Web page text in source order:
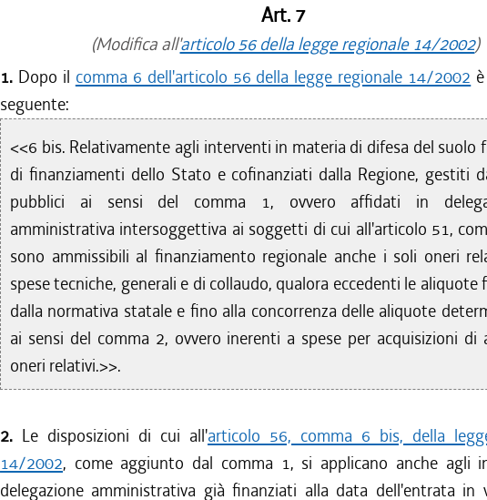
Art. 7
(Modifica all'articolo 56 della legge regionale 14/2002)
1. Dopo il comma 6 dell'articolo 56 della legge regionale 14/2002
seguente:
<<6 bis. Relativamente agli interventi in materia di difesa del suolo
di finanziamenti dello Stato e cofinanziati dalla Regione, gestiti
pubblici ai sensi del comma 1, ovvero affidati in
amministrativa intersoggettiva ai soggetti di cui all'articolo 51,
sono ammissibili al finanziamento regionale anche i soli oneri
spese tecniche, generali e di collaudo, qualora eccedenti le aliquote
dalla normativa statale e fino alla concorrenza delle aliquote
ai sensi del comma 2, ovvero inerenti a spese per acquisizioni di
oneri relativi.>>.
2. Le disposizioni di cui all'articolo 56, comma 6 bis, della
14/2002, come aggiunto dal comma 1, si applicano anche agli
delegazione amministrativa già finanziati alla data dell'entrata in